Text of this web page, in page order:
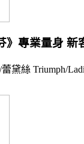
》專業量身 新
黛絲 Triumph/